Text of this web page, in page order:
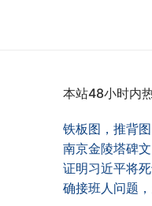
本站48小时内
铁板图，推背
南京金陵塔碑
证明习近平将
确接班人问题，